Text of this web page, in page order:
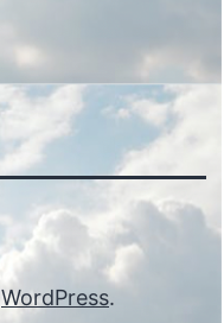
WordPress.